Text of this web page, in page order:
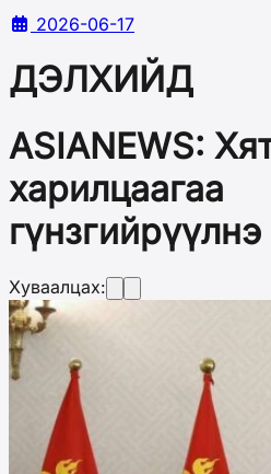
2026-06-17
ДЭЛХИЙД
ASIANEWS:
харилцаагаа
гүнзгийрүүлнэ
Хуваалцах: